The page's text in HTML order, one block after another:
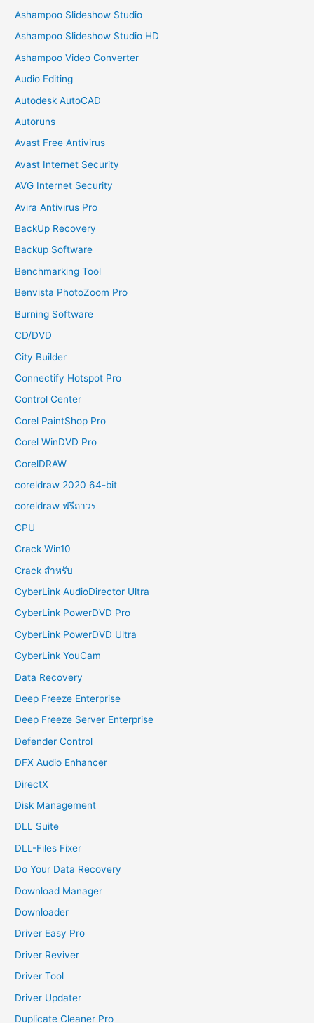
Ashampoo Slideshow Studio
Ashampoo Slideshow Studio HD
Ashampoo Video Converter
Audio Editing
Autodesk AutoCAD
Autoruns
Avast Free Antivirus
Avast Internet Security
AVG Internet Security
Avira Antivirus Pro
BackUp Recovery
Backup Software
Benchmarking Tool
Benvista PhotoZoom Pro
Burning Software
CD/DVD
City Builder
Connectify Hotspot Pro
Control Center
Corel PaintShop Pro
Corel WinDVD Pro
CorelDRAW
coreldraw 2020 64-bit
coreldraw ฟรีถาวร
CPU
Crack Win10
Crack สำหรับ
CyberLink AudioDirector Ultra
CyberLink PowerDVD Pro
CyberLink PowerDVD Ultra
CyberLink YouCam
Data Recovery
Deep Freeze Enterprise
Deep Freeze Server Enterprise
Defender Control
DFX Audio Enhancer
DirectX
Disk Management
DLL Suite
DLL-Files Fixer
Do Your Data Recovery
Download Manager
Downloader
Driver Easy Pro
Driver Reviver
Driver Tool
Driver Updater
Duplicate Cleaner Pro